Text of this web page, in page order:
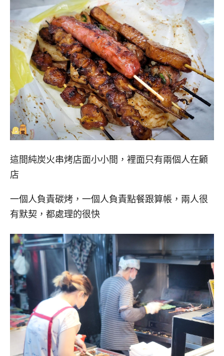
這間純炭火串烤店面小小間，裡面只有兩個人在顧
店
一個人負責碳烤，一個人負責點餐跟算帳，兩人很
有默契，都處理的很快